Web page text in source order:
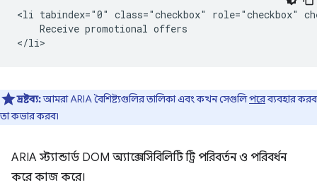
<li tabindex="0" class="checkbox" role="checkbox"
    Receive promotional offers
দ্রষ্টব্য:আমরা ARIA বৈশিষ্ট্যগুলির তালিকা এবং কখন সেগুলিপরেব্যবহার করব
তা কভার করব৷
ARIA স্ট্যান্ডার্ড DOM অ্যাক্সেসিবিলিটি ট্রি পরিবর্তন ও পরিবর্ধন
করে কাজ করে।